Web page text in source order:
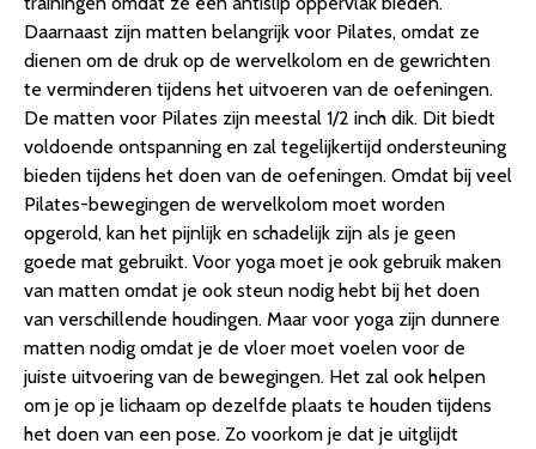
Daarnaast zijn matten belangrijk voor Pilates, omdat ze
dienen om de druk op de wervelkolom en de gewrichten
te verminderen tijdens het uitvoeren van de oefeningen.
De matten voor Pilates zijn meestal 1/2 inch dik. Dit biedt
voldoende ontspanning en zal tegelijkertijd ondersteuning
bieden tijdens het doen van de oefeningen. Omdat bij veel
Pilates-bewegingen de wervelkolom moet worden
opgerold, kan het pijnlijk en schadelijk zijn als je geen
goede mat gebruikt. Voor yoga moet je ook gebruik maken
van matten omdat je ook steun nodig hebt bij het doen
van verschillende houdingen. Maar voor yoga zijn dunnere
matten nodig omdat je de vloer moet voelen voor de
juiste uitvoering van de bewegingen. Het zal ook helpen
om je op je lichaam op dezelfde plaats te houden tijdens
het doen van een pose. Zo voorkom je dat je uitglijdt